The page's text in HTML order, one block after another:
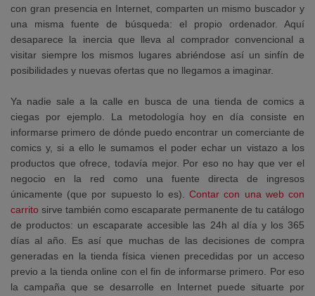
con gran presencia en Internet, comparten un mismo buscador y
una misma fuente de búsqueda: el propio ordenador. Aquí
desaparece la inercia que lleva al comprador convencional a
visitar siempre los mismos lugares abriéndose así un sinfín de
posibilidades y nuevas ofertas que no llegamos a imaginar.
Ya nadie sale a la calle en busca de una tienda de comics a
ciegas por ejemplo. La metodología hoy en día consiste en
informarse primero de dónde puedo encontrar un comerciante de
comics y, si a ello le sumamos el poder echar un vistazo a los
productos que ofrece, todavía mejor. Por eso no hay que ver el
negocio en la red como una fuente directa de ingresos
únicamente (que por supuesto lo es).Contar con una web con
carrito sirve también como escaparate permanente de tu catálogo
de productos: un escaparate accesible las 24h al día y los 365
días al año. Es así que muchas de las decisiones de compra
generadas en la tienda física vienen precedidas por un acceso
previo a la tienda online con el fin de informarse primero. Por eso
la campaña que se desarrolle en Internet puede situarte por